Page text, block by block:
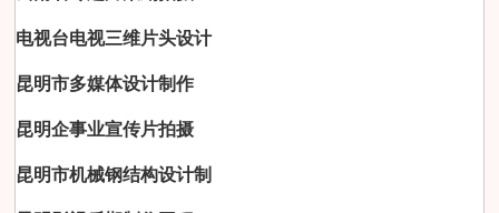
电视台电视三维片头设计
昆明市多媒体设计制作
昆明企事业宣传片拍摄
昆明市机械钢结构设计制